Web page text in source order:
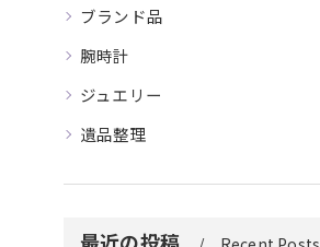
ブランド品
腕時計
ジュエリー
遺品整理